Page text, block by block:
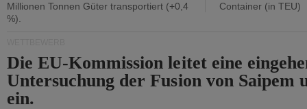
Millionen Tonnen Güter transportiert (+0,4
%).
Container (in TEU)
Die EU-Kommission leitet eine
Untersuchung der Fusion von Saipem
ein.